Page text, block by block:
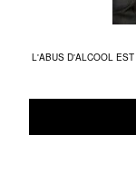
L'ABUS D'ALCOOL